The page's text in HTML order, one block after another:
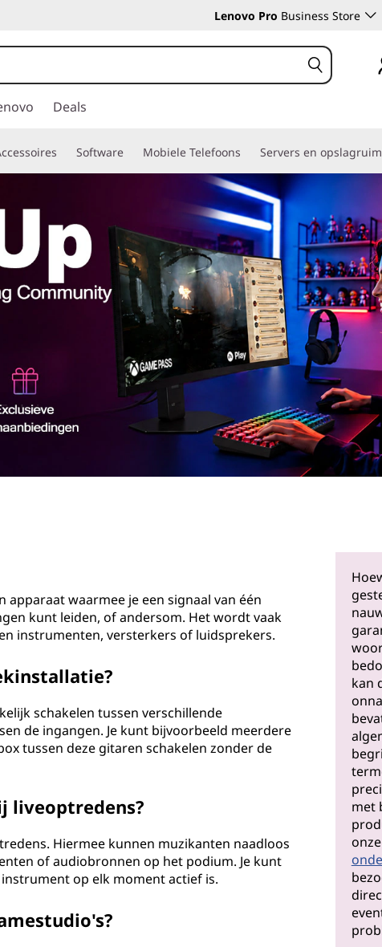
Lenovo Pro Business Store
Deals
Software Mobiele Telefoons Servers en
apparaat waarmee je een signaal van één
kunt leiden, of andersom. Het wordt vaak
instrumenten, versterkers of luidsprekers.
schakelen tussen verschillende
de ingangen. Je kunt bijvoorbeeld meerdere
tussen deze gitaren schakelen zonder de
liveoptredens?
Hiermee kunnen muzikanten naadloos
of audiobronnen op het podium. Je kunt
op elk moment actief is.
kan
met